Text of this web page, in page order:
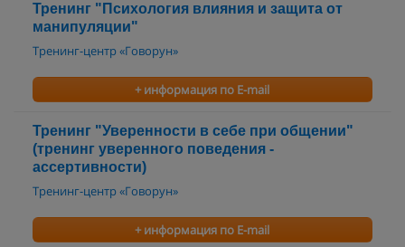
Тренинг "Психология влияния и защита от
манипуляции"
Тренинг-центр «Говорун»
+ информация по E-mail
Тренинг "Уверенности в себе при общении"
(тренинг уверенного поведения -
ассертивности)
Тренинг-центр «Говорун»
+ информация по E-mail